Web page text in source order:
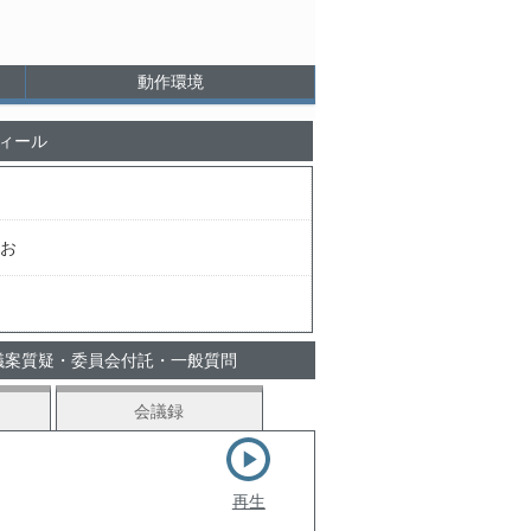
動作環境
ール
質疑・委員会付託・一般質問
会議録
再生